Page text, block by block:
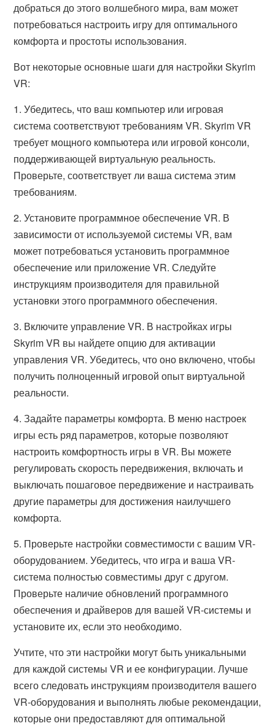
добраться до этого волшебного мира, вам может
потребоваться настроить игру для оптимального
комфорта и простоты использования.
Вот некоторые основные шаги для настройки Skyrim
VR:
1. Убедитесь, что ваш компьютер или игровая
система соответствуют требованиям VR. Skyrim VR
требует мощного компьютера или игровой консоли,
поддерживающей виртуальную реальность.
Проверьте, соответствует ли ваша система этим
требованиям.
2. Установите программное обеспечение VR. В
зависимости от используемой системы VR, вам
может потребоваться установить программное
обеспечение или приложение VR. Следуйте
инструкциям производителя для правильной
установки этого программного обеспечения.
3. Включите управление VR. В настройках игры
Skyrim VR вы найдете опцию для активации
управления VR. Убедитесь, что оно включено, чтобы
получить полноценный игровой опыт виртуальной
реальности.
4. Задайте параметры комфорта. В меню настроек
игры есть ряд параметров, которые позволяют
настроить комфортность игры в VR. Вы можете
регулировать скорость передвижения, включать и
выключать пошаговое передвижение и настраивать
другие параметры для достижения наилучшего
комфорта.
5. Проверьте настройки совместимости с вашим VR-
оборудованием. Убедитесь, что игра и ваша VR-
система полностью совместимы друг с другом.
Проверьте наличие обновлений программного
обеспечения и драйверов для вашей VR-системы и
установите их, если это необходимо.
Учтите, что эти настройки могут быть уникальными
для каждой системы VR и ее конфигурации. Лучше
всего следовать инструкциям производителя вашего
VR-оборудования и выполнять любые рекомендации,
которые они предоставляют для оптимальной